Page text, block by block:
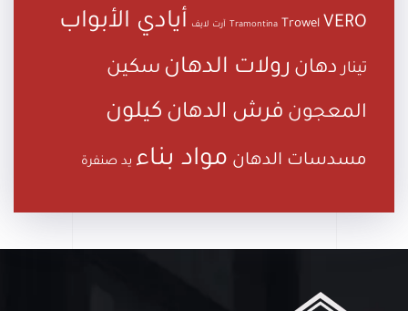
Tramontina Trowel VERO آرت لايف أيادي الأبواب
تينار دهان رولات الدهان سكين
المعجون فرش الدهان كيلون
مسدسات الدهان مواد بناء يد صنفرة